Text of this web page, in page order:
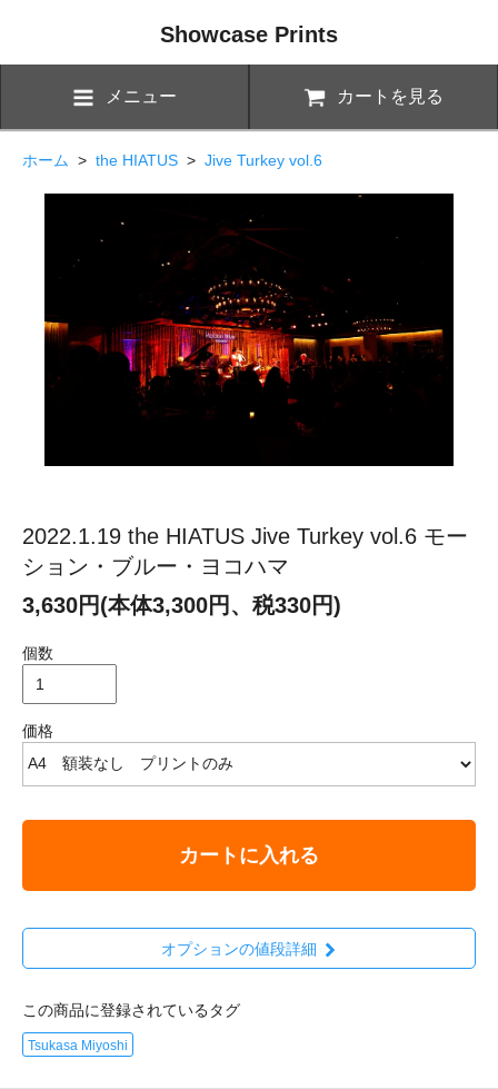
Showcase Prints
メニュー カートを見る
ホーム > the HIATUS > Jive Turkey vol.6
2022.1.19 the HIATUS Jive Turkey vol.6 モー
ション・ブルー・ヨコハマ
3,630円(本体3,300円、税330円)
個数
価格
カートに入れる
オプションの値段詳細
この商品に登録されているタグ
Tsukasa Miyoshi